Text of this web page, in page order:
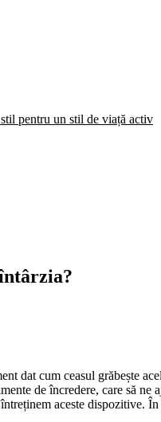
pentru un stil de viață activ
dat cum ceasul grăbește
de încredere, care să
aceste dispozitive.